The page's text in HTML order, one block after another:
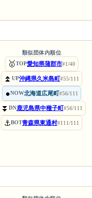
類似団体内順位
🥇TOP愛知県蒲郡市#1/40
⏫ UP沖縄県久米島町#55/111
●NOW北海道広尾町#56/111
⏬ DN鹿児島県中種子町#56/111
⚓BOT青森県東通村#111/111